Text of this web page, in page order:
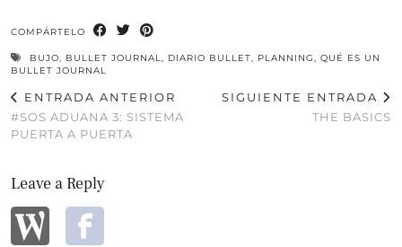
COMPÁRTELO
BUJO, BULLET JOURNAL, DIARIO BULLET, PLANNING, QUÉ ES UN
BULLET JOURNAL
ENTRADA ANTERIOR
#SOS ADUANA 3: SISTEMA
PUERTA A PUERTA
SIGUIENTE ENTRADA
THE BASICS
Leave a Reply